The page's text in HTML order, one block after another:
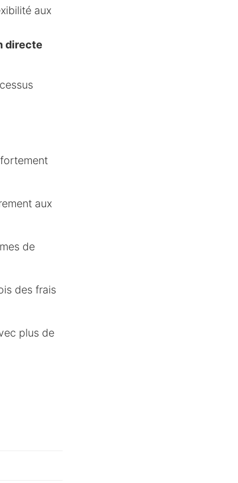
aux
directe
aux
de
des frais
plus de